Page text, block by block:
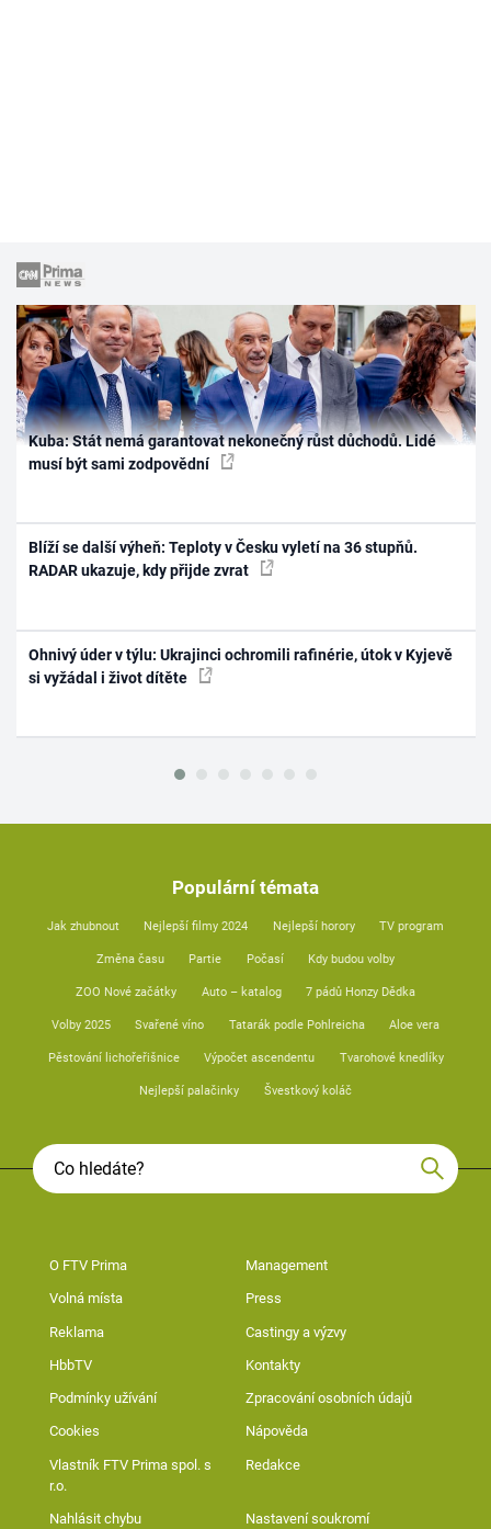
Kuba: Stát nemá garantovat nekonečný růst důchodů. Lidé
musí být sami zodpovědní
Blíží se další výheň: Teploty v Česku vyletí na 36 stupňů.
RADAR ukazuje, kdy přijde zvrat
Ohnivý úder v týlu: Ukrajinci ochromili rafinérie, útok v Kyjevě
si vyžádal i život dítěte
Populární témata
Jak zhubnout Nejlepší filmy 2024 Nejlepší horory TV program
Změna času Partie Počasí Kdy budou volby
ZOO Nové začátky Auto – katalog 7 pádů Honzy Dědka
Volby 2025 Svařené víno Tatarák podle Pohlreicha Aloe vera
Pěstování lichořeřišnice Výpočet ascendentu Tvarohové knedlíky
Nejlepší palačinky Švestkový koláč
O FTV Prima Management
Volná místa Press
Reklama Castingy a výzvy
HbbTV Kontakty
Podmínky užívání Zpracování osobních údajů
Cookies Nápověda
Vlastník FTV Prima spol. s
r.o.
Redakce
Nahlásit chybu Nastavení soukromí